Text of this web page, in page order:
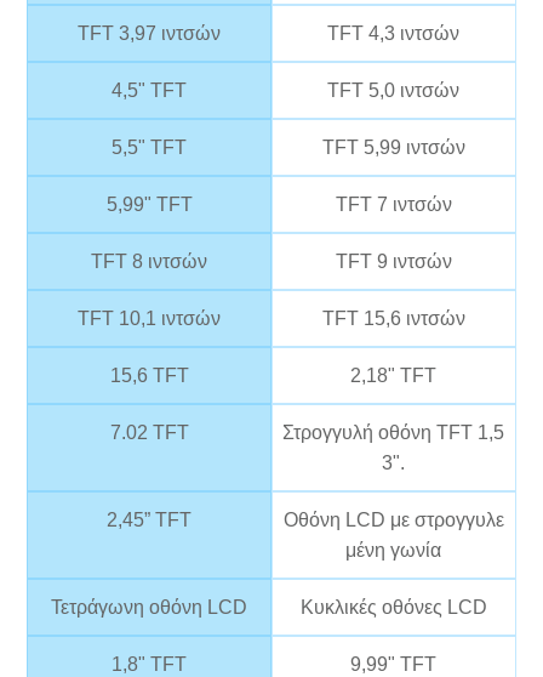
TFT 3,97 ιντσών TFT 4,3 ιντσών
4,5" TFT TFT 5,0 ιντσών
5,5" TFT TFT 5,99 ιντσών
5,99" TFT TFT 7 ιντσών
TFT 8 ιντσών TFT 9 ιντσών
TFT 10,1 ιντσών TFT 15,6 ιντσών
15,6 TFT 2,18" TFT
7.02 TFT
Στρογγυλή οθόνη TFT 1,5
3".
2,45” TFT
Οθόνη LCD με στρογγυλε
μένη γωνία
Τετράγωνη οθόνη LCD Κυκλικές οθόνες LCD
1,8" TFT 9,99" TFT